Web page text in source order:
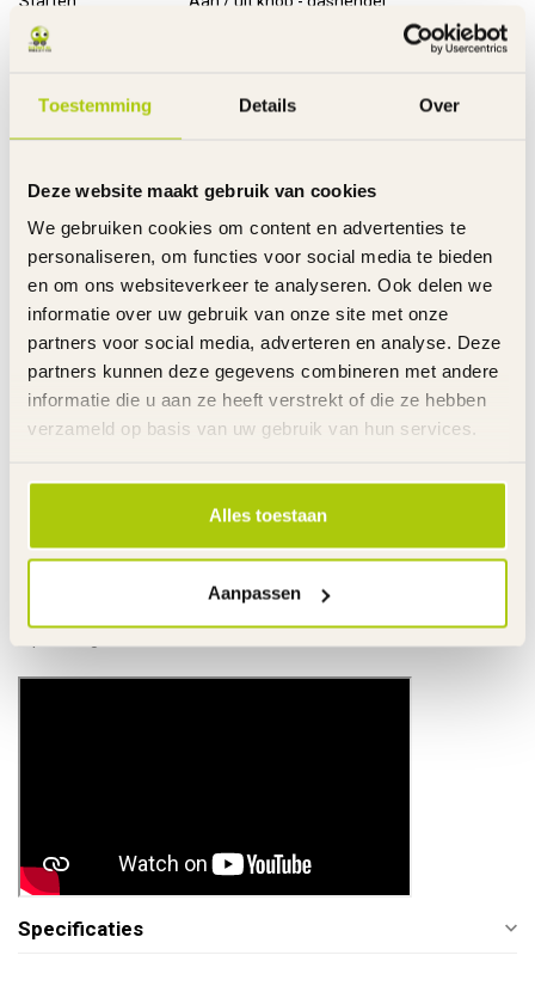
Toestemming Details Over
Deze website maakt gebruik van cookies
We gebruiken cookies om content en advertenties te
personaliseren, om functies voor social media te bieden
en om ons websiteverkeer te analyseren. Ook delen we
informatie over uw gebruik van onze site met onze
partners voor social media, adverteren en analyse. Deze
partners kunnen deze gegevens combineren met andere
informatie die u aan ze heeft verstrekt of die ze hebben
verzameld op basis van uw gebruik van hun services.
Alles toestaan
Aanpassen
Rem
Standaard
Handvatten
Slijtvast foam
Voorwiel
Montagetijd
5 minuten - alleen stuur vastzetten
Laadtijd
6 Uur
Tot 40 minuten aaneengesloten
Maximaal 8 of 13 km/u - instelbaar
Inclusief
Oplader en handleiding
Garantie accu('s)
Garantie Oplader
6 Maanden
Advies
Altijd de kindermotor met een volledig opgeladen accu wegzetten.
Het dragen van beschermende kleding en een helm
Specificaties